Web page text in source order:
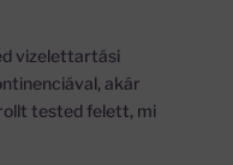
vizelettartási
akár
tested felett, mi